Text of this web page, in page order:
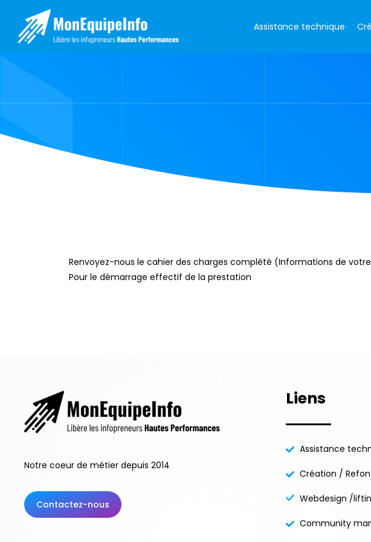
Assistance technique
Renvoyez-nous le cahier des charges complété (Informations de
Pour le démarrage effectif de la prestation
Notre coeur de métier depuis 2014
Contactez-nous
Liens
Assistance
Création /
Webdesign /
Community